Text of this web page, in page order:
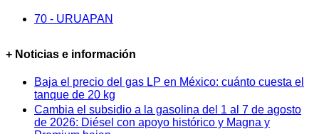
70 - URUAPAN
+ Noticias e información
Baja el precio del gas LP en México: cuánto cuesta el
tanque de 20 kg
Cambia el subsidio a la gasolina del 1 al 7 de agosto
de 2026: Diésel con apoyo histórico y Magna y